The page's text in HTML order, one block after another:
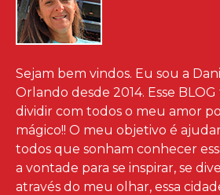
Sejam bem vindos. Eu sou a
Orlando desde 2014. Esse
dividir com todos o meu amor
mágico!! O meu objetivo é
todos que sonham conhecer
a vontade para se inspirar, se
através do meu olhar, essa